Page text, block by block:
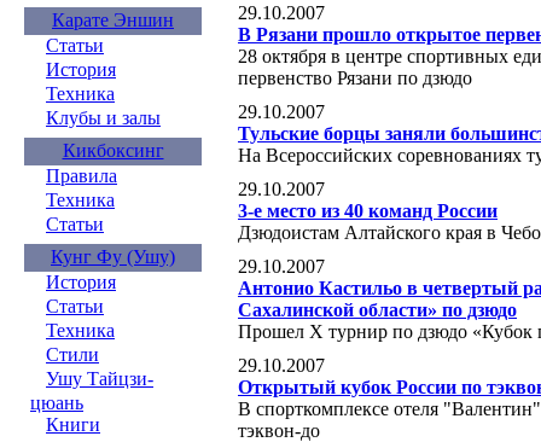
Карате Эншин
Статьи
История
Техника
Клубы и залы
Кикбоксинг
Правила
Техника
Статьи
Кунг Фу (Ушу)
История
Статьи
Техника
Стили
Ушу Тайцзи-
цюань
Книги
29.10.2007
В Рязани прошло открытое
28 октября в центре спортивных
первенство Рязани по дзюдо
29.10.2007
Тульские борцы заняли
На Всероссийских соревнованиях
29.10.2007
3-е место из 40 команд России
Дзюдоистам Алтайского края в
29.10.2007
Антонио Кастильо в четвертый
Сахалинской области» по дзюдо
Прошел X турнир по дзюдо «Кубок
29.10.2007
Открытый кубок России по
В спорткомплексе отеля
тэквон-до